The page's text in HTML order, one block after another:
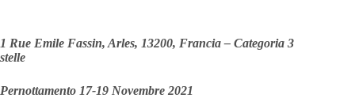
1 Rue Emile Fassin, Arles, 13200, Francia – Categoria 3
stelle
Pernottamento 17-19 Novembre 2021